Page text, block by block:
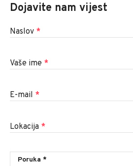
Dojavite nam vijest
Naslov *
Vaše ime *
E-mail *
Lokacija *